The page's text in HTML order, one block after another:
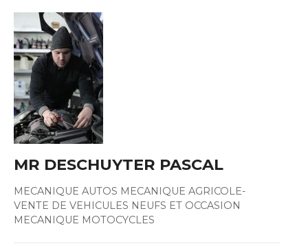
MR DESCHUYTER PASCAL
MECANIQUE AUTOS MECANIQUE AGRICOLE-
VENTE DE VEHICULES NEUFS ET OCCASION
MECANIQUE MOTOCYCLES